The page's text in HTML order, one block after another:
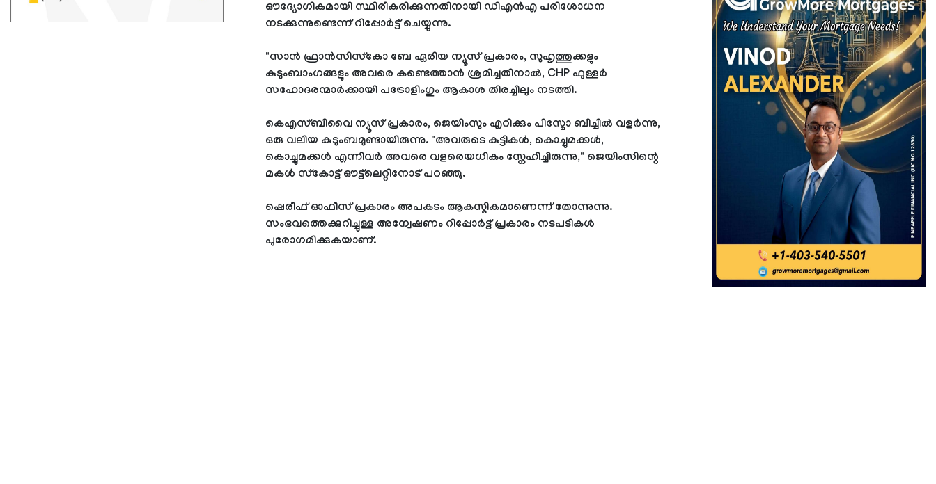
ഔദ്യോഗികമായി സ്ഥിരീകരിക്കുന്നതിനായി ഡിഎൻഎ പരിശോധന
നടക്കുന്നുണ്ടെന്ന് റിപ്പോർട്ട് ചെയ്യുന്നു.
"സാൻ ഫ്രാൻസിസ്കോ ബേ ഏരിയ ന്യൂസ് പ്രകാരം, സുഹൃത്തുക്കളും
കുടുംബാംഗങ്ങളും അവരെ കണ്ടെത്താൻ ശ്രമിച്ചതിനാൽ, CHP ഫുള്ളർ
സഹോദരന്മാർക്കായി പട്രോളിംഗും ആകാശ തിരച്ചിലും നടത്തി.
കെഎസ്ബിവൈ ന്യൂസ് പ്രകാരം, ജെയിംസും എറിക്കും പിസ്മോ ബീച്ചിൽ വളർന്നു,
ഒരു വലിയ കുടുംബമുണ്ടായിരുന്നു. "അവരുടെ കുട്ടികൾ, കൊച്ചുമക്കൾ,
കൊച്ചുമക്കൾ എന്നിവർ അവരെ വളരെയധികം സ്നേഹിച്ചിരുന്നു," ജെയിംസിന്റെ
മകൾ സ്കോട്ട് ഔട്ട്‌ലെറ്റിനോട് പറഞ്ഞു.
ഷെരീഫ് ഓഫീസ് പ്രകാരം അപകടം ആകസ്മികമാണെന്ന് തോന്നുന്നു.
സംഭവത്തെക്കുറിച്ചുള്ള അന്വേഷണം റിപ്പോർട്ട് പ്രകാരം നടപടികൾ
പുരോഗമിക്കുകയാണ്.